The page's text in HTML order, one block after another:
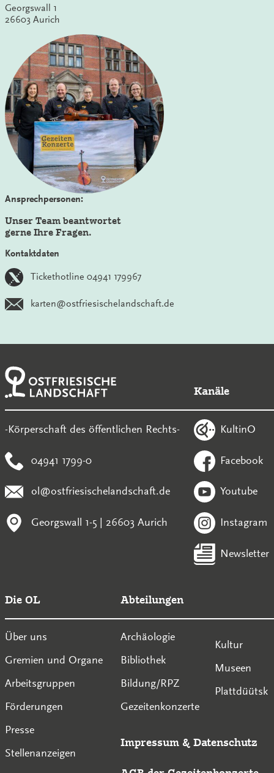
Georgswall 1
26603 Aurich
Ansprechpersonen:
Unser Team beantwortet
gerne Ihre Fragen.
Kontaktdaten
Tickethotline 04941 179967
karten@ostfriesischelandschaft.de
-Körperschaft des öffentlichen Rechts-
04941 1799-0
ol@ostfriesischelandschaft.de
Georgswall 1-5 | 26603 Aurich
Kanäle
KultinO
Facebook
Youtube
Instagram
Newsletter
Die OL
Über uns
Gremien und Organe
Arbeitsgruppen
Förderungen
Presse
Stellenanzeigen
Abteilungen
Archäologie
Bibliothek
Bildung/RPZ
Gezeitenkonzerte
Kultur
Museen
Plattdüütsk
Impressum & Datenschutz